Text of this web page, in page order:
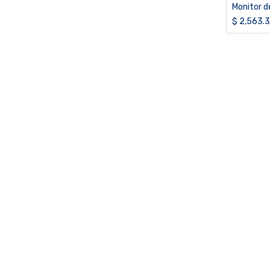
Monitor
CTX300
$